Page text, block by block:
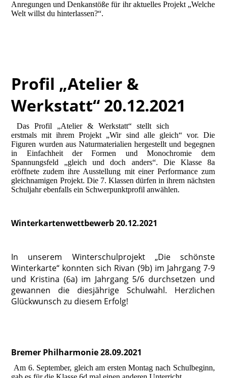
Anregungen und Denkanstöße für ihr aktuelles Projekt „Welche
Welt willst du hinterlassen?“.
Profil „Atelier &
Werkstatt“ 20.12.2021
Das Profil „Atelier & Werkstatt“ stellt sich
erstmals mit ihrem Projekt „Wir sind alle gleich“ vor. Die
Figuren wurden aus Naturmaterialien hergestellt und begegnen
in Einfachheit der Formen und Monochromie dem
Spannungsfeld „gleich und doch anders“. Die Klasse 8a
eröffnete zudem ihre Ausstellung mit einer Performance zum
gleichnamigen Projekt. Die 7. Klassen dürfen in ihrem nächsten
Schuljahr ebenfalls ein Schwerpunktprofil anwählen.
Winterkartenwettbewerb 20.12.2021
In unserem Winterschulprojekt „Die schönste
Winterkarte“ konnten sich Rivan (9b) im Jahrgang 7-9
und Kristina (6a) im Jahrgang 5/6 durchsetzen und
gewannen die diesjährige Schulwahl. Herzlichen
Glückwunsch zu diesem Erfolg!
Bremer Philharmonie 28.09.2021
Am 6. September, gleich am ersten Montag nach Schulbeginn,